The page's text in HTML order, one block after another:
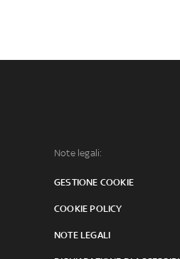
Note legali:
GESTIONE COOKIE
COOKIE POLICY
NOTE LEGALI